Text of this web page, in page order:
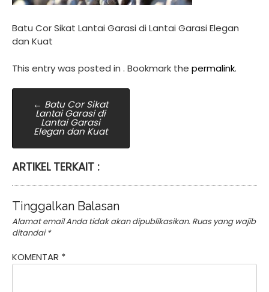
Batu Cor Sikat Lantai Garasi di Lantai Garasi Elegan
dan Kuat
This entry was posted in . Bookmark the permalink.
Post
navigation
← Batu Cor Sikat
Lantai Garasi di
Lantai Garasi
Elegan dan Kuat
ARTIKEL TERKAIT :
Tinggalkan Balasan
Alamat email Anda tidak akan dipublikasikan. Ruas yang wajib
ditandai*
KOMENTAR *